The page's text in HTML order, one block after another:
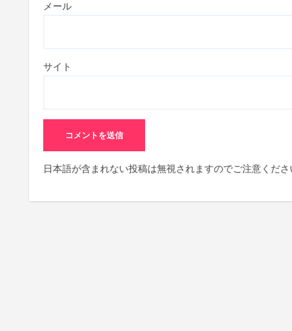
メール
サイト
日本語が含まれない投稿は無視されますのでご注意くださ